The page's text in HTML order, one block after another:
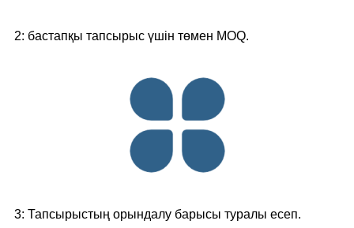
2: бастапқы тапсырыс үшін төмен MOQ.
3: Тапсырыстың орындалу барысы туралы есеп.